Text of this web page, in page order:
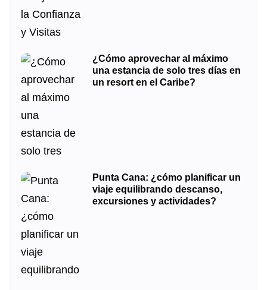
¿Cómo aprovechar al máximo
una estancia de solo tres días en
un resort en el Caribe?
Punta Cana: ¿cómo planificar un
viaje equilibrando descanso,
excursiones y actividades?